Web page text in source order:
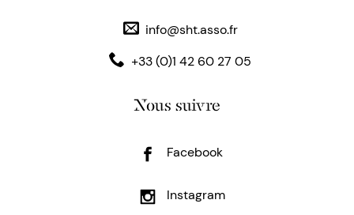
info@sht.asso.fr
+33 (0)1 42 60 27 05
Nous suivre
Facebook
Instagram